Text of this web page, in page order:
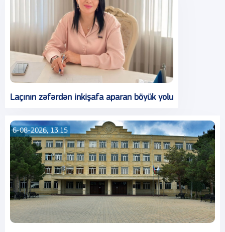
Laçının zəfərdən inkişafa aparan böyük yolu
6-08-2026, 13:15